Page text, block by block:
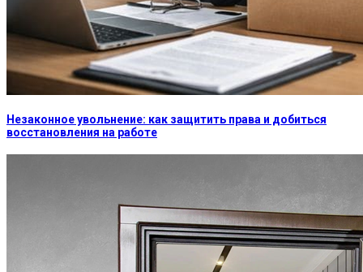
Незаконное увольнение: как защитить права и добиться
восстановления на работе